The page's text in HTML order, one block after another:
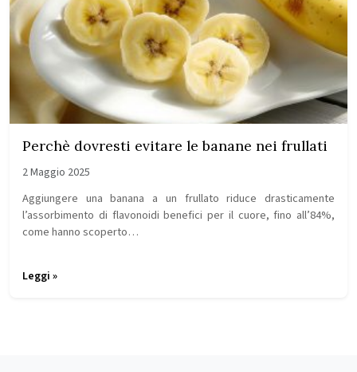
Perchè dovresti evitare le banane nei frullati
2 Maggio 2025
Aggiungere una banana a un frullato riduce drasticamente
l’assorbimento di flavonoidi benefici per il cuore, fino all’84%,
come hanno scoperto…
Leggi »